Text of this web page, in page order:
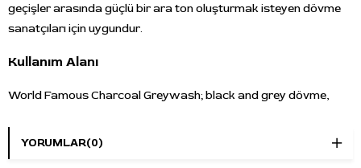
geçişler arasında güçlü bir ara ton oluşturmak isteyen dövme
sanatçıları için uygundur.
Kullanım Alanı
World Famous Charcoal Greywash; black and grey dövme,
tonlamaları ve detaylı shading uygulamalarında kullanılabilir.
YORUMLAR(0)